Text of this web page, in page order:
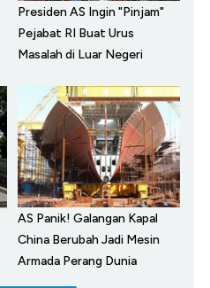
Presiden AS Ingin "Pinjam"
Pejabat RI Buat Urus
Masalah di Luar Negeri
AS Panik! Galangan Kapal
China Berubah Jadi Mesin
Armada Perang Dunia